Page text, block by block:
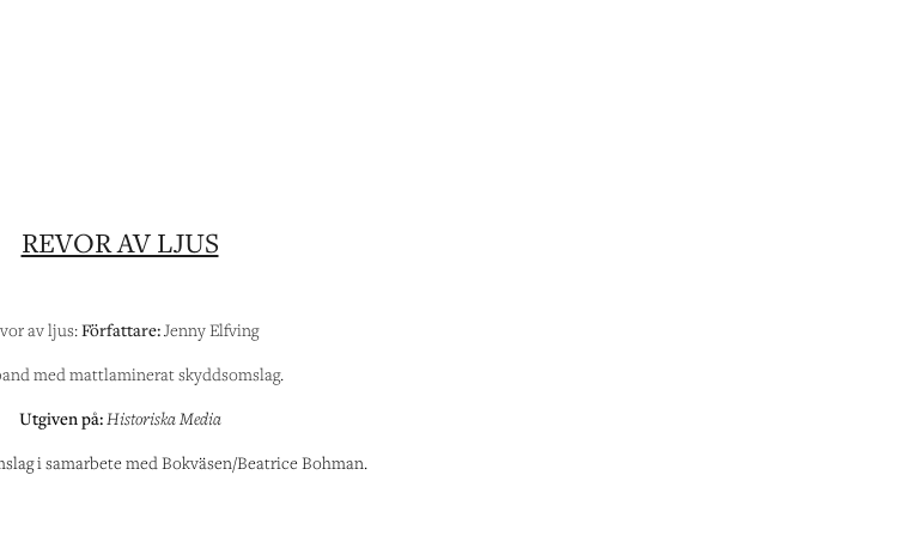
REVOR AV LJUS
av ljus:Författare:Jenny Elfving
med mattlaminerat skyddsomslag.
Utgiven på:Historiska Media
i samarbete med Bokväsen/Beatrice Bohman.